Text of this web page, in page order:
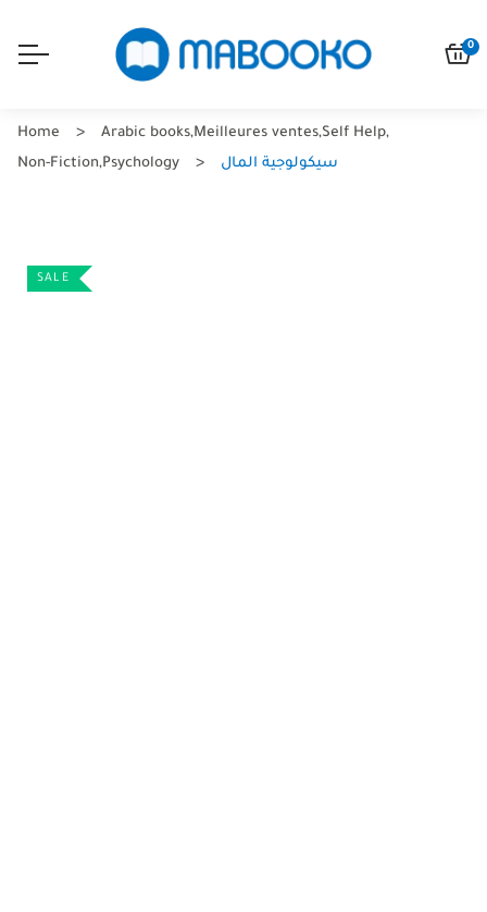
0
Home Arabic books,Meilleures ventes,Self Help,
Non-Fiction,Psychology سيكولوجية المال
SALE